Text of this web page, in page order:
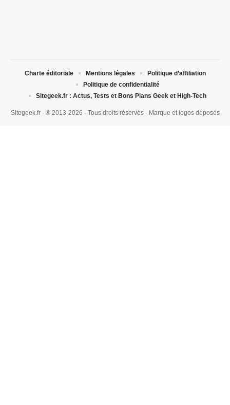
Sitegeek.fr - ® 2013-2026 - Tous droits réservés - Marque et logos déposés
Charte éditoriale Mentions légales
Politique d’affiliation
Politique de confidentialité
Sitegeek.fr : Actus, Tests et Bons Plans Geek et High-Tech